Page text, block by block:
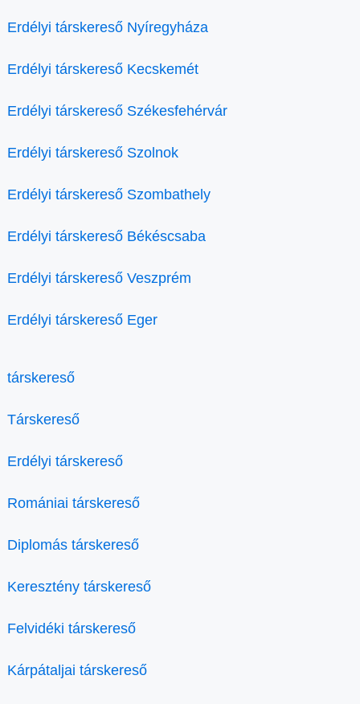
Erdélyi társkereső Nyíregyháza
Erdélyi társkereső Kecskemét
Erdélyi társkereső Székesfehérvár
Erdélyi társkereső Szolnok
Erdélyi társkereső Szombathely
Erdélyi társkereső Békéscsaba
Erdélyi társkereső Veszprém
Erdélyi társkereső Eger
társkereső
Társkereső
Erdélyi társkereső
Romániai társkereső
Diplomás társkereső
Keresztény társkereső
Felvidéki társkereső
Kárpátaljai társkereső